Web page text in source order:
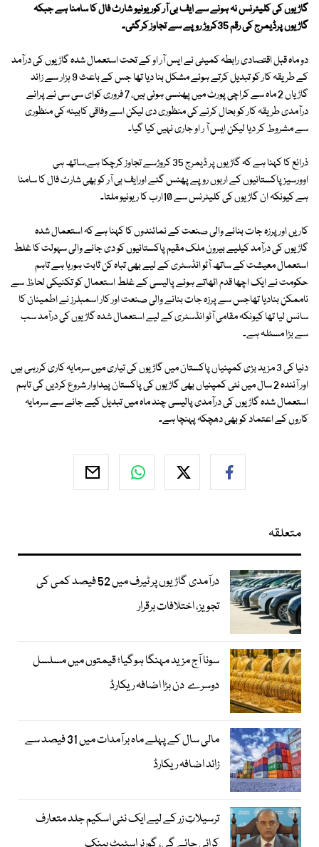
گاڑیوں کی کلیئرنس نہ ہونے سے ایف بی آر کوریونیو شارٹ فال کا سامنا ہے جبکہ
گاڑیوں پرڈیمرج کی رقم 35کروڑ روپے سے تجاوز کرگئی۔
دو ماہ قبل اقتصادی رابطہ کمیٹی نے ایس آر او کے تحت استعمال شدہ گاڑیوں کی درآمد
کے طریقہ کار کو تبدیل کرتے ہوئے مشکل بنا دیا تھا جس کے باعث 9 ہزار سے زائد
گاڑیاں 2 ماہ سے کراچی پورٹ میں پھنسی ہوئی ہیں، 7 فروری کوای سی سی نے پرانے
درآمدی طریقہ کار کو بحال کرنے کی منظوری دی لیکن اسے وفاقی کابینہ کی منظوری
سے مشروط کر دیا لیکن ایس آ ر او جاری نہیں کیا گیا۔
ذرائع کا کہنا ہے کہ گاڑیوں پر ڈیمرج 35 کروڑسے تجاوز کرچکا ہے،ساتھ ہی
اوورسیزپاکستانیوں کے اربوں روپے پھنس گئے اورایف بی آر کو بھی شارٹ فال کا سامنا
ہے کیونکہ ان گاڑیوں کی کلیئرنس سے 10ارب کا ریونیو ملتا۔
کاریں اور پرزہ جات بنانے والی صنعت کے نمائندوں کا کہنا ہے کہ استعمال شدہ
گاڑیوں کی درآمد کیلیے بیرون ملک مقیم پاکستانیوں کو دی جانے والی سہولت کا غلط
استعمال معیشت کے ساتھ آٹو انڈسٹری کے لیے بھی تباہ کن ثابت ہورہا ہے تاہم
حکومت نے ایک اچھا قدم اٹھاتے ہوئے پالیسی کے غلط استعمال کو تکنیکی لحاظ سے
ناممکن بنادیا تھاجس سے پرزہ جات بنانے والی صنعت اور کار اسمبلرز نے اطمینان کا
سانس لیا تھا کیونکہ مقامی آٹو انڈسٹری کے لیے استعمال شدہ گاڑیوں کی درآمد سب
سے بڑا مسئلہ ہے۔
دنیا کی 3 مزید بڑی کمپنیاں پاکستان میں گاڑیوں کی تیاری میں سرمایہ کاری کررہی ہیں
اور آئندہ 2 سال میں نئی کمپنیاں بھی گاڑیوں کی پاکستان پیداوار شروع کردیں گی تاہم
استعمال شدہ گاڑیوں کی درآمدی پالیسی چند ماہ میں تبدیل کیے جانے سے سرمایہ
کاروں کے اعتماد کو بھی دھچکہ پہنچا ہے۔
متعلقہ
درآمدی گاڑیوں پر ٹیرف میں 52 فیصد کمی کی
تجویز، اختلافات برقرار
سونا آج مزید مہنگا ہوگیا؛ قیمتوں میں مسلسل
دوسرے دن بڑا اضافہ ریکارڈ
مالی سال کے پہلے ماہ برآمدات میں 31 فیصد سے
زائد اضافہ ریکارڈ
ترسیلاتِ زر کے لیے ایک نئی اسکیم جلد متعارف